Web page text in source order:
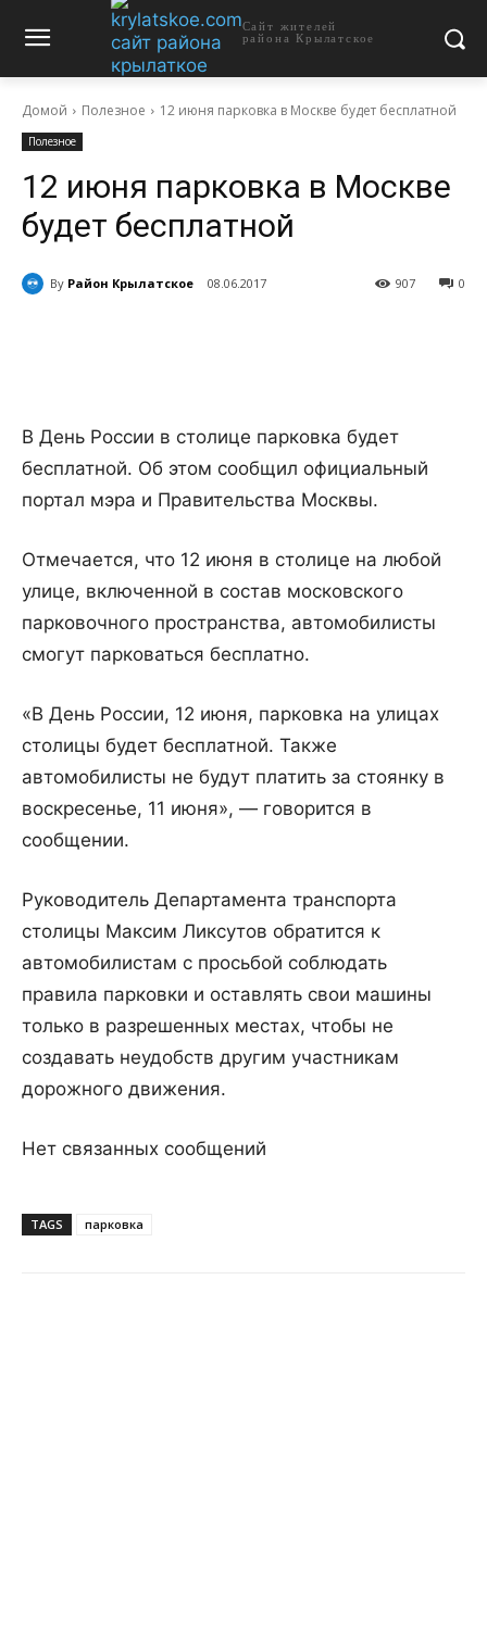
Сайт жителей
района Крылатское
Домой Полезное 12 июня парковка в Москве будет бесплатной
Полезное
12 июня парковка в Москве
будет бесплатной
By Район Крылатское 08.06.2017 0
907
В День России в столице парковка будет
бесплатной. Об этом сообщил официальный
портал мэра и Правительства Москвы.
Отмечается, что 12 июня в столице на любой
улице, включенной в состав московского
парковочного пространства, автомобилисты
смогут парковаться бесплатно.
«В День России, 12 июня, парковка на улицах
столицы будет бесплатной. Также
автомобилисты не будут платить за стоянку в
воскресенье, 11 июня», — говорится в
сообщении.
Руководитель Департамента транспорта
столицы Максим Ликсутов обратится к
автомобилистам с просьбой соблюдать
правила парковки и оставлять свои машины
только в разрешенных местах, чтобы не
создавать неудобств другим участникам
дорожного движения.
Нет связанных сообщений
TAGS парковка